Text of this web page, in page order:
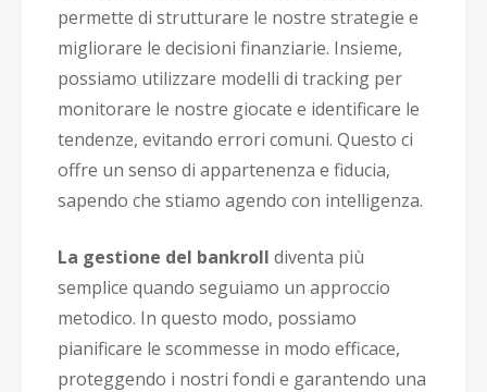
permette di strutturare le nostre strategie e
migliorare le decisioni finanziarie. Insieme,
possiamo utilizzare modelli di tracking per
monitorare le nostre giocate e identificare le
tendenze, evitando errori comuni. Questo ci
offre un senso di appartenenza e fiducia,
sapendo che stiamo agendo con intelligenza.
La gestione del bankroll diventa più
semplice quando seguiamo un approccio
metodico. In questo modo, possiamo
pianificare le scommesse in modo efficace,
proteggendo i nostri fondi e garantendo una